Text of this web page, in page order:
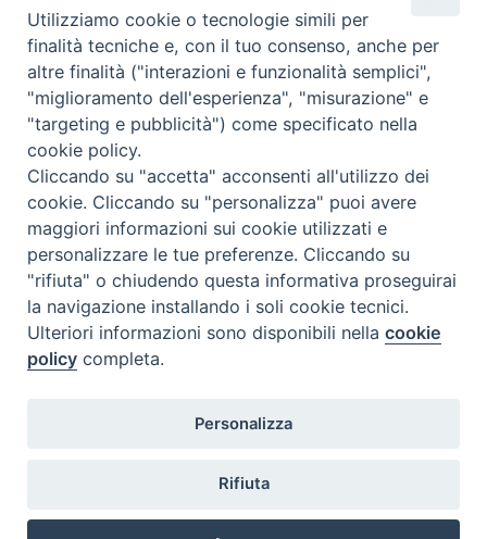
Comunicati Stampa
Il cordoglio dei Vescovi di Puglia per la morte di S.E.R. Mons. Agostino
Superbo
Nasce la Consulta Diocesana delle Aggregazioni Laicali di Castellaneta
Archivio comunicati stampa
2026 © Diocesi di Castellaneta
Utilizziamo cookie o tecnologie simili per
finalità tecniche e, con il tuo consenso, anche per
altre finalità ("interazioni e funzionalità semplici",
"miglioramento dell'esperienza", "misurazione" e
"targeting e pubblicità") come specificato nella
cookie policy.
Cliccando su "accetta" acconsenti all'utilizzo dei
cookie. Cliccando su "personalizza" puoi avere
maggiori informazioni sui cookie utilizzati e
personalizzare le tue preferenze. Cliccando su
"rifiuta" o chiudendo questa informativa proseguirai
la navigazione installando i soli cookie tecnici.
Ulteriori informazioni sono disponibili nellacookie
policy completa.
Personalizza
Rifiuta